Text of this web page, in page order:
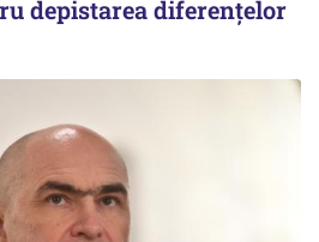
depistarea diferențelor